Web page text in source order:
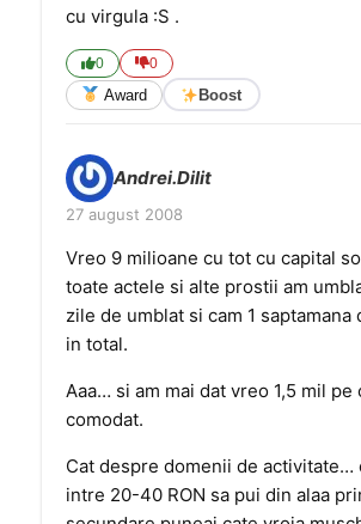
cu virgula :S .
0 0
Award Boost
Andrei.Dilit
27 august 2008
Vreo 9 milioane cu tot cu capital
toate actele si alte prostii am
zile de umblat si cam 1 saptamana
in total.
Aaa… si am mai dat vreo 1,5 mil pe
comodat.
Cat despre domenii de activitate…
intre 20-40 RON sa pui din alaa